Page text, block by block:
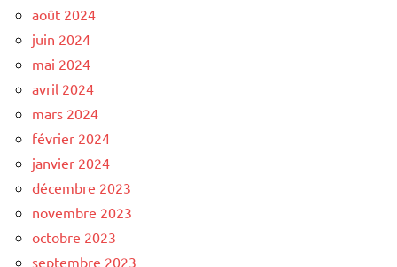
août 2024
juin 2024
mai 2024
avril 2024
mars 2024
février 2024
janvier 2024
décembre 2023
novembre 2023
octobre 2023
septembre 2023